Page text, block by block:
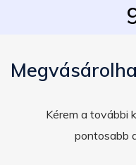
Kérem a további
pontosabb